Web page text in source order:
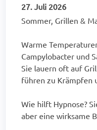
27. Juli 2026
Sommer, Grillen &
Warme
Campylobacter und
Sie lauern oft auf
führen zu Krämpfen
Wie hilft Hypnose?
aber eine wirksame